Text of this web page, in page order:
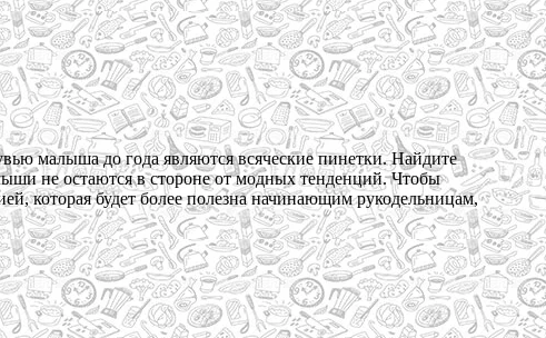
малыша до года являются всяческие пинетки. Найдите
не остаются в стороне от модных тенденций. Чтобы
которая будет более полезна начинающим рукодельницам,